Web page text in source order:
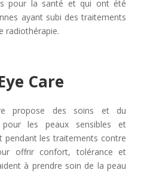
pour la santé et qui ont été
ayant subi des traitements
radiothérapie.
Care
propose des soins et du
pour les peaux sensibles et
pendant les traitements contre
offrir confort, tolérance et
à prendre soin de la peau